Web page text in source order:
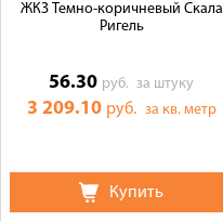
ЖКЗ Темно-коричневый Скала
Ригель
56.30 руб.за штуку
3 209.10 руб. за кв. метр
Купить